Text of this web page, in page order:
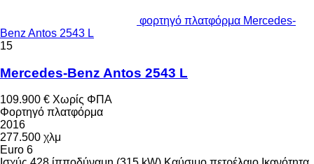
φορτηγό πλατφόρμα Mercedes-
Benz Antos 2543 L
15
Mercedes-Benz Antos 2543 L
109.900 € Χωρίς ΦΠΑ
Φορτηγό πλατφόρμα
2016
277.500 χλμ
Euro 6